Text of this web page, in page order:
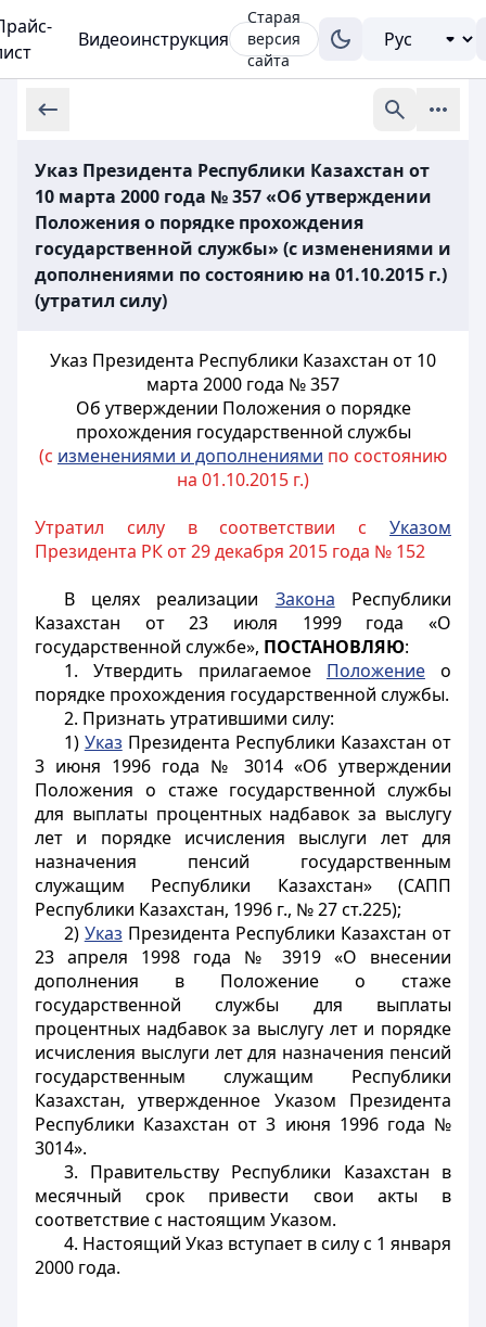
Видеоинструкция
Старая
версия
сайта
Указ Президента Республики Казахстан от
10 марта 2000 года № 357 «Об утверждении
Положения о порядке прохождения
государственной службы» (с изменениями и
дополнениями по состоянию на 01.10.2015 г.)
(утратил силу)
Указ Президента Республики Казахстан от 10
марта 2000 года № 357
Об утверждении Положения о порядке
прохождения государственной службы
(с изменениями и дополнениями по состоянию
на 01.10.2015 г.)
Утратил силу в соответствии с Указом
Президента РК от 29 декабря 2015 года № 152
В целях реализации Закона Республики
Казахстан от 23 июля 1999 года «О
государственной службе», ПОСТАНОВЛЯЮ:
1. Утвердить прилагаемое Положениео
порядке прохождения государственной службы.
2. Признать утратившими силу:
1) Указ Президента Республики Казахстан от
3 июня 1996 года № 3014 «Об утверждении
Положения о стаже государственной службы
для выплаты процентных надбавок за выслугу
лет и порядке исчисления выслуги лет для
назначения пенсий государственным
служащим Республики Казахстан» (САПП
Республики Казахстан, 1996 г., № 27 ст.225);
2) Указ Президента Республики Казахстан от
23 апреля 1998 года № 3919 «О внесении
дополнения в Положение о стаже
государственной службы для выплаты
процентных надбавок за выслугу лет и порядке
исчисления выслуги лет для назначения пенсий
государственным служащим Республики
Казахстан, утвержденное Указом Президента
Республики Казахстан от 3 июня 1996 года №
3014».
3. Правительству Республики Казахстан в
месячный срок привести свои акты в
соответствие с настоящим Указом.
4. Настоящий Указ вступает в силу с 1 января
2000 года.